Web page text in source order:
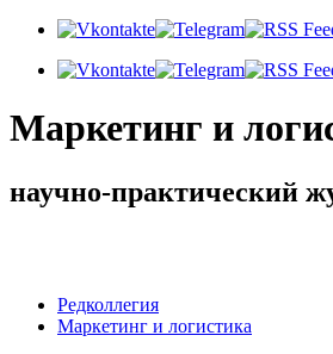
Маркетинг и
научно-практический
Редколлегия
Маркетинг и логистика